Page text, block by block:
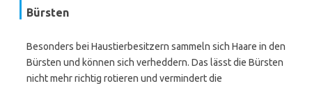
Bürsten
Besonders bei Haustierbesitzern sammeln sich Haare in den
Bürsten und können sich verheddern. Das lässt die Bürsten
nicht mehr richtig rotieren und vermindert die